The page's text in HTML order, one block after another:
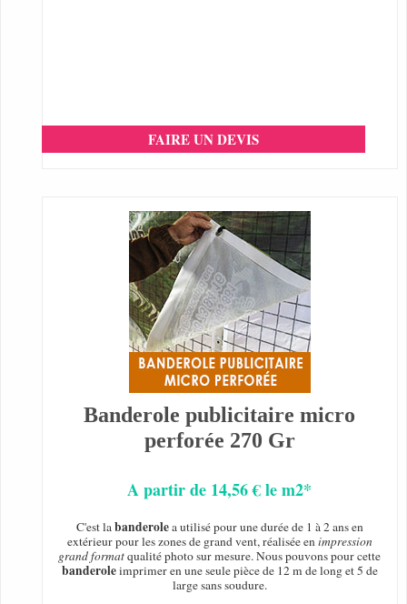
FAIRE UN DEVIS
Banderole publicitaire micro
perforée 270 Gr
A partir de 14,56 € le m2*
C'est labanderolea utilisé pour une durée de 1 à 2 ans en
extérieur pour les zones de grand vent, réalisée enimpression
grand formatqualité photo sur mesure. Nous pouvons pour cette
banderoleimprimer en une seule pièce de 12 m de long et 5 de
large sans soudure.